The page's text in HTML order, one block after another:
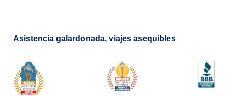
Asistencia galardonada, viajes asequibles